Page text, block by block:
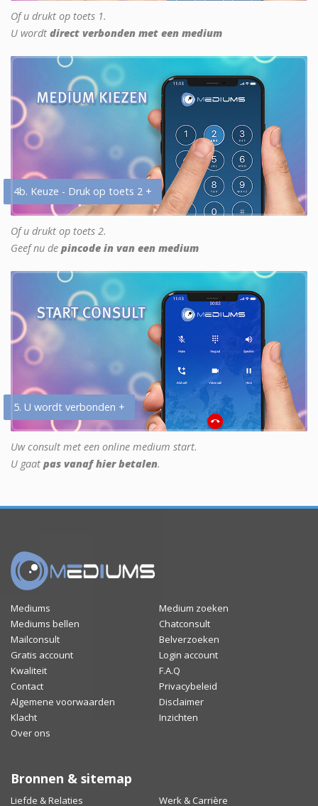
Of u drukt op toets 1.
U wordt direct verbonden met een medium
4b. Keuze - Druk op toets 2 +
Of u drukt op toets 2.
Geef nu de pincode in van een medium
5. U wordt verbonden +
Uw consult met een online medium start.
U gaat pas vanaf hier betalen.
Mediums
Medium zoeken
Mediums bellen
Chatconsult
Mailconsult
Belverzoeken
Gratis account
Login account
Kwaliteit
F.A.Q
Contact
Privacybeleid
Algemene voorwaarden
Disclaimer
Klacht
Inzichten
Over ons
Bronnen & sitemap
Liefde & Relaties Werk & Carrière